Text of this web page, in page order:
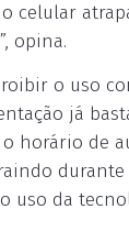
celular
opina.
o uso
já
horário de
uso da